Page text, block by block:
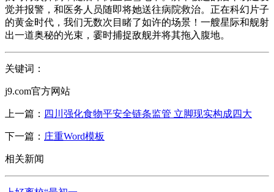
觉并报警，和医务人员随即将她送往病院救治。正在科幻片子
的黄金时代，我们无数次目睹了如许的场景！一艘星际和舰射
出一道奥秘的光束，霎时捕捉敌舰并将其拖入腹地。
关键词：
j9.com官方网站
上一篇： 四川强化食物平安全链条监管 立脚现实构成四大
下一篇： 庄重Word模板
相关新闻